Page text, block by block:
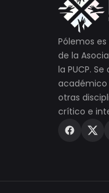
Pólemos
de la
la PUCP.
académico
otras
crítico e